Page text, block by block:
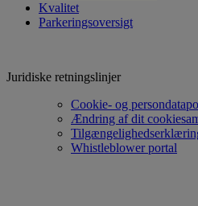
Kvalitet
Parkeringsoversigt
Juridiske retningslinjer
Cookie- og
Ændring af dit
Whistleblower portal